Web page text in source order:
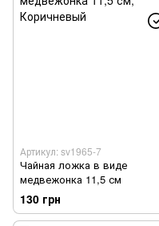
Артикул: sv1965-7
Чайная ложка в виде
медвежонка 11,5 см
130 грн